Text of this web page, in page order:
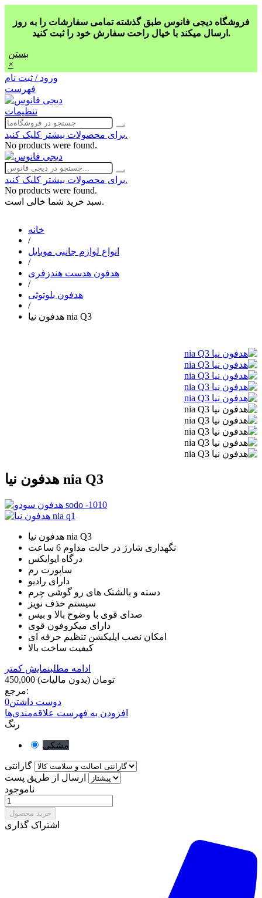
فروشگاه دیجی فانوس طبق گذشته تمامی سفارشات را به روز
ارسال میکند با خیال راحت سفارش خود را ثبت کنید.
بستن
×
ورود / ثبت نام
فهرست
تنظیمات
برای محصولات بیشتر کلیک کنید.
No products were found.
برای محصولات بیشتر کلیک کنید.
No products were found.
سبد خرید شما خالی است.
خانه
/
انواع لوازم جانبی موبایل
/
هدفون هدست هندزفری
/
هدفون بلوتوثی
/
هدفون نیا nia Q3
هدفون نیا nia Q3
هدفون نیا nia Q3
نگهداری شارژ در حالت مداوم 6 ساعت
درگاه ایوایکس
ساپورت رم
دارای رادیو
دسته و بالشتک های رو گوشی چرم
سیستم حذف نویز
دارای میکروفون قوی
کیفیت ساخت بالا
ادامه مطلبنمایش کمتر
450,000 تومان (بدون مالیات)
مرجع:
دوست داشتن0
افزودن به فهرست علاقه‌مندی‌ها
رنگ
مشکی
گارانتی
ارسال از طریق پست
ناموجود
خرید محصول
اشتراک گذاری